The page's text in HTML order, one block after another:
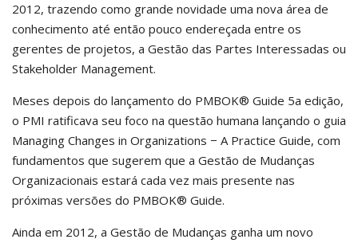
2012, trazendo como grande novidade uma nova área de
conhecimento até então pouco endereçada entre os
gerentes de projetos, a Gestão das Partes Interessadas ou
Stakeholder Management.
Meses depois do lançamento do PMBOK® Guide 5a edição,
o PMI ratificava seu foco na questão humana lançando o guia
Managing Changes in Organizations − A Practice Guide, com
fundamentos que sugerem que a Gestão de Mudanças
Organizacionais estará cada vez mais presente nas
próximas versões do PMBOK® Guide.
Ainda em 2012, a Gestão de Mudanças ganha um novo